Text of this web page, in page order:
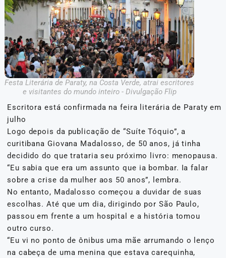
Festa Literária de Paraty, na Costa Verde, atrai escritores
e visitantes do mundo inteiro - Divulgação Flip
Escritora está confirmada na feira literária de Paraty em
julho
Logo depois da publicação de “Suíte Tóquio”, a
curitibana Giovana Madalosso, de 50 anos, já tinha
decidido do que trataria seu próximo livro: menopausa.
“Eu sabia que era um assunto que ia bombar. Ia falar
sobre a crise da mulher aos 50 anos”, lembra.
No entanto, Madalosso começou a duvidar de suas
escolhas. Até que um dia, dirigindo por São Paulo,
passou em frente a um hospital e a história tomou
outro curso.
“Eu vi no ponto de ônibus uma mãe arrumando o lenço
na cabeça de uma menina que estava carequinha,